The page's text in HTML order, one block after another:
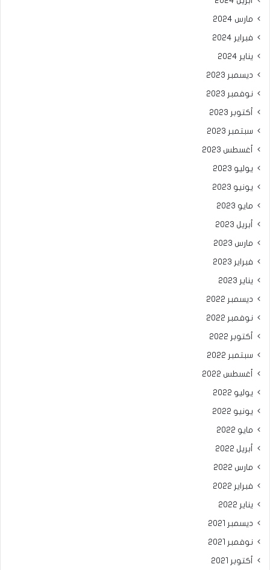
مارس 2024
فبراير 2024
يناير 2024
ديسمبر 2023
نوفمبر 2023
أكتوبر 2023
سبتمبر 2023
أغسطس 2023
يوليو 2023
يونيو 2023
مايو 2023
أبريل 2023
مارس 2023
فبراير 2023
يناير 2023
ديسمبر 2022
نوفمبر 2022
أكتوبر 2022
سبتمبر 2022
أغسطس 2022
يوليو 2022
يونيو 2022
مايو 2022
أبريل 2022
مارس 2022
فبراير 2022
يناير 2022
ديسمبر 2021
نوفمبر 2021
أكتوبر 2021